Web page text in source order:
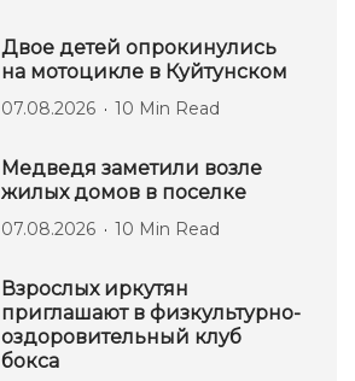
Двое детей опрокинулись
на мотоцикле в Куйтунском
07.08.2026 10 Min Read
Медведя заметили возле
жилых домов в поселке
07.08.2026 10 Min Read
Взрослых иркутян
приглашают в физкультурно-
оздоровительный клуб
бокса